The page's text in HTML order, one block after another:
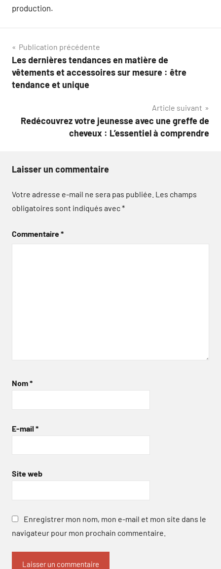
production.
Navigation
de
l’article
Publication précédente
Les dernières tendances en matière de
vêtements et accessoires sur mesure : être
tendance et unique
Article suivant
Redécouvrez votre jeunesse avec une greffe de
cheveux : L’essentiel à comprendre
Laisser un commentaire
Votre adresse e-mail ne sera pas publiée. Les champs
obligatoires sont indiqués avec*
Commentaire*
Nom*
E-mail *
Site web
Enregistrer mon nom, mon e-mail et mon site dans le
navigateur pour mon prochain commentaire.